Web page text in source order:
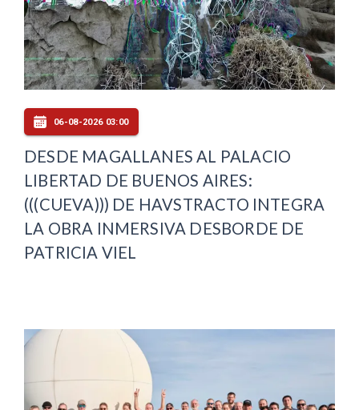
06-08-2026 03:00
DESDE MAGALLANES AL PALACIO
LIBERTAD DE BUENOS AIRES:
(((CUEVA))) DE HAVSTRACTO INTEGRA
LA OBRA INMERSIVA DESBORDE DE
PATRICIA VIEL